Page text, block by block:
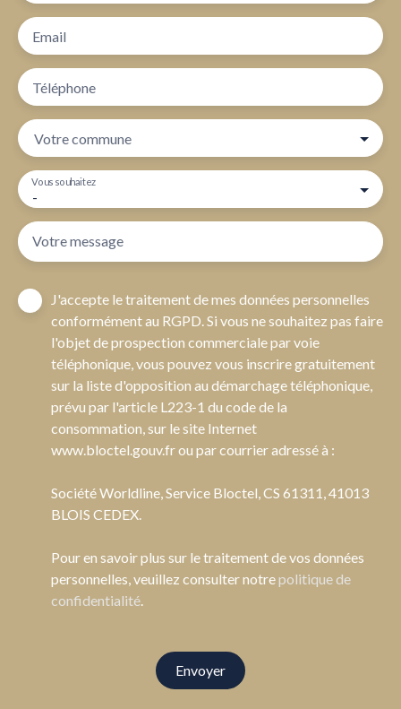
Email
Téléphone
Votre commune
-
Vous souhaitez
Votre message
J'accepte le traitement de mes données personnelles
conformément au RGPD. Si vous ne souhaitez pas faire
l'objet de prospection commerciale par voie
téléphonique, vous pouvez vous inscrire gratuitement
sur la liste d'opposition au démarchage téléphonique,
prévu par l'article L223-1 du code de la
consommation, sur le site Internet
www.bloctel.gouv.fr ou par courrier adressé à :
Société Worldline, Service Bloctel, CS 61311, 41013
BLOIS CEDEX.
Pour en savoir plus sur le traitement de vos données
personnelles, veuillez consulter notrepolitique de
confidentialité.
Envoyer